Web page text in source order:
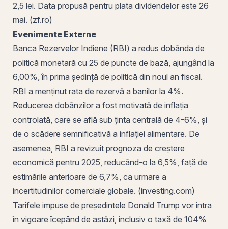
2,5 lei. Data propusă pentru plata dividendelor este 26
mai. (zf.ro)
Evenimente Externe
Banca Rezervelor Indiene (RBI) a redus dobânda de
politică monetară cu 25 de puncte de bază, ajungând la
6,00%, în prima ședință de politică din noul an fiscal.
RBI a menținut rata de rezervă a banilor la 4%.
Reducerea dobânzilor a fost motivată de inflația
controlată, care se află sub ținta centrală de 4-6%, și
de o scădere semnificativă a inflației alimentare. De
asemenea, RBI a revizuit prognoza de creștere
economică pentru 2025, reducând-o la 6,5%, față de
estimările anterioare de 6,7%, ca urmare a
incertitudinilor comerciale globale. (investing.com)
Tarifele impuse de președintele Donald Trump vor intra
în vigoare îcepând de astăzi, inclusiv o taxă de 104%